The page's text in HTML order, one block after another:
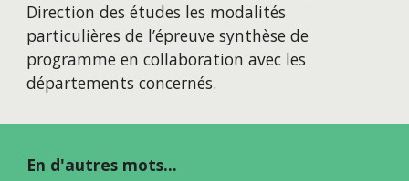
Direction des études les modalités
particulières de l’épreuve synthèse de
programme en collaboration avec les
départements concernés.
En d'autres mots...